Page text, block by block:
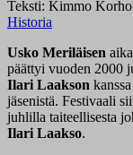
Teksti: Kimmo
Historia
Usko Meriläisen
päättyi vuoden 2000
Ilari Laakson
jäsenistä. Festivaali
juhlilla taiteellisesta
Ilari Laakso.